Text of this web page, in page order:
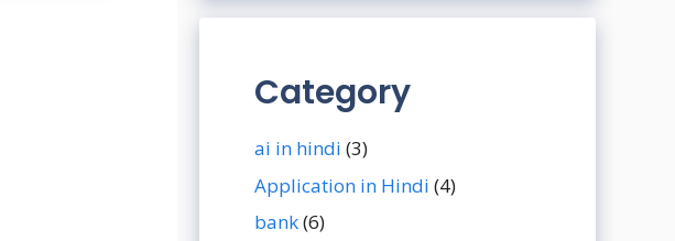
Category
ai in hindi (3)
Application in Hindi (4)
bank(6)